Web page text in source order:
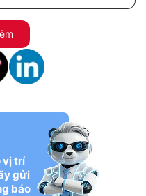
vị trí
gửi
báo